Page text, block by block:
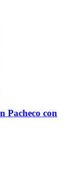
Pacheco con